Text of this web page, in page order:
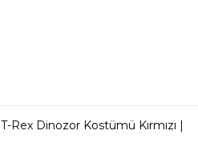
T-Rex Dinozor Kostümü Kırmızı |